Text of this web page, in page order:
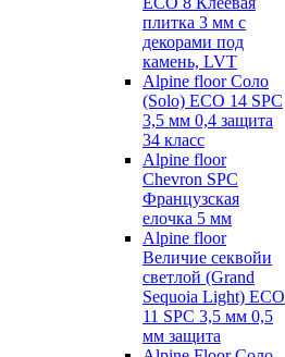
плитка 3 мм с
декорами под
камень, LVT
Alpine floor Соло
(Solo) ECO 14 SPC
3,5 мм 0,4 защита
34 класс
Alpine floor
Chevron SPC
Французская
елочка 5 мм
Alpine floor
Величие секвойи
светлой (Grand
Sequoia Light) ECO
11 SPC 3,5 мм 0,5
мм защита